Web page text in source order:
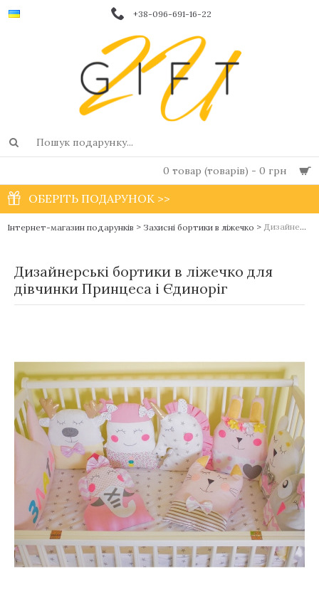
+38-096-691-16-22
0 товар (товарів) - 0 грн
ОБЕРІТЬ ПОДАРУНОК >>
Інтернет-магазин подарунків > Захисні бортики в ліжечко > Дизайнерські бортики в ліжечко для дівчинки Принцеса і Єдиноріг
Дизайнерські бортики в ліжечко для
дівчинки Принцеса і Єдиноріг